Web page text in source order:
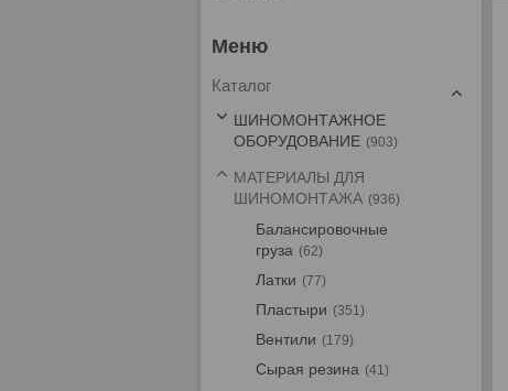
Каталог
ШИНОМОНТАЖНОЕ
ОБОРУДОВАНИЕ
903
МАТЕРИАЛЫ ДЛЯ
ШИНОМОНТАЖА
936
Балансировочные
груза
62
Латки 77
Пластыри 351
Вентили 179
Сырая резина 41